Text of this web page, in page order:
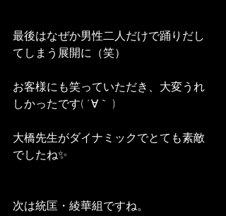
最後はなぜか男性二人だけで踊りだし
てしまう展開に（笑）
お客様にも笑っていただき、大変うれ
しかったです( ´∀｀ )
大橋先生がダイナミックでとても素敵
でしたね✨
次は統匡・綾華組ですね。